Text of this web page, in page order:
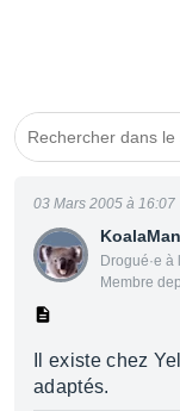
KoalaMan
Drogué·e à
Membre
03 Mars 2005 à 16:07
Il existe chez
adaptés.